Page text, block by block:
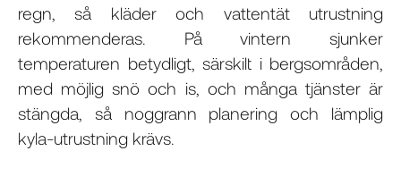
regn, så kläder och vattentät utrustning
rekommenderas. På vintern sjunker
temperaturen betydligt, särskilt i bergsområden,
med möjlig snö och is, och många tjänster är
stängda, så noggrann planering och lämplig
kyla-utrustning krävs.